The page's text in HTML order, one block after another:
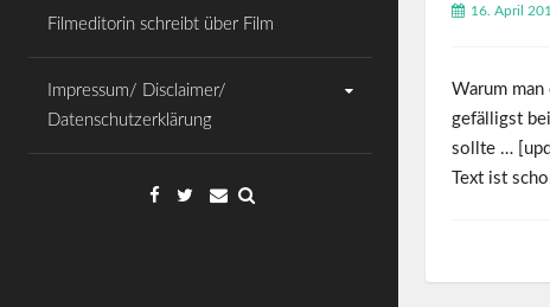
Filmeditorin schreibt über Film
Impressum/ Disclaimer/
Datenschutzerklärung
Facebook
TwitterEmail
16. April
Warum
gefälligst
sollte …
Text ist